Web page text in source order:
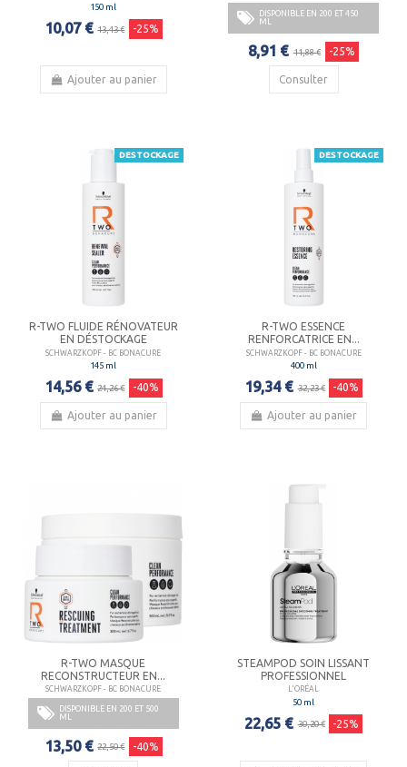
150 ml
10,07 € 13,43 € -25%
Ajouter au panier
DISPONIBLE EN 200 ET 450
ML
8,91 € 11,88 € -25%
Consulter
DESTOCKAGE
R-TWO FLUIDE RÉNOVATEUR
EN DÉSTOCKAGE
SCHWARZKOPF - BC BONACURE
145 ml
14,56 € 24,26 € -40%
Ajouter au panier
DESTOCKAGE
R-TWO ESSENCE
RENFORCATRICE EN...
SCHWARZKOPF - BC BONACURE
400 ml
19,34 € 32,23 € -40%
Ajouter au panier
R-TWO MASQUE
RECONSTRUCTEUR EN...
SCHWARZKOPF - BC BONACURE
DISPONIBLE EN 200 ET 500
ML
13,50 € 22,50 € -40%
STEAMPOD SOIN LISSANT
PROFESSIONNEL
L'ORÉAL
50 ml
22,65 € 30,20 € -25%